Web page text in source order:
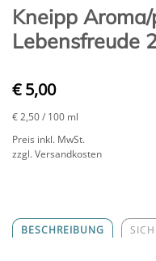
Kneipp
Lebensfreude
€ 5,00
€ 2,50/ 100 ml
Preis inkl. MwSt.
zzgl. Versandkosten
BESCHREIBUNG